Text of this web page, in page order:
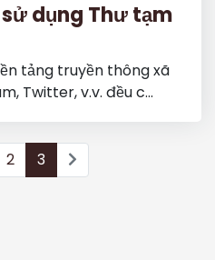
dụng Thư tạm
tảng truyền thông xã
Twitter, v.v. đều c...
2 3